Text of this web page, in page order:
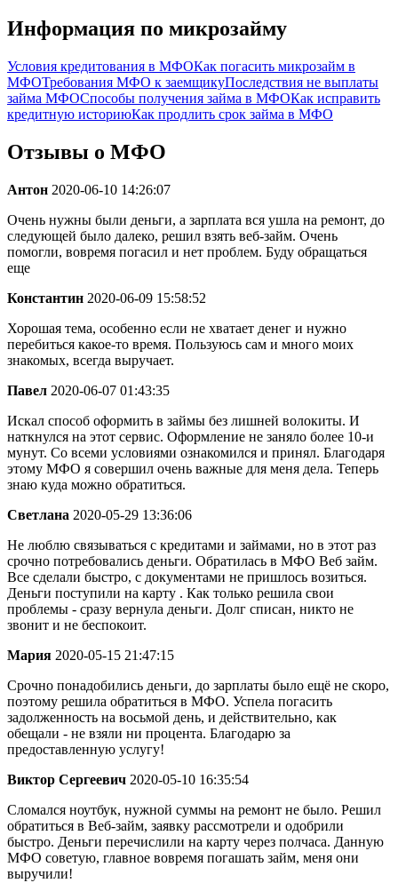
Информация по микрозайму
Условия кредитования в МФОКак погасить микрозайм в
МФОТребования МФО к заемщикуПоследствия не выплаты
займа МФОСпособы получения займа в МФОКак исправить
кредитную историюКак продлить срок займа в МФО
Отзывы о МФО
Антон 2020-06-10 14:26:07
Очень нужны были деньги, а зарплата вся ушла на ремонт, до
следующей было далеко, решил взять веб-займ. Очень
помогли, вовремя погасил и нет проблем. Буду обращаться
еще
Константин 2020-06-09 15:58:52
Хорошая тема, особенно если не хватает денег и нужно
перебиться какое-то время. Пользуюсь сам и много моих
знакомых, всегда выручает.
Павел 2020-06-07 01:43:35
Искал способ оформить в займы без лишней волокиты. И
наткнулся на этот сервис. Оформление не заняло более 10-и
мунут. Со всеми условиями ознакомился и принял. Благодаря
этому МФО я совершил очень важные для меня дела. Теперь
знаю куда можно обратиться.
Светлана 2020-05-29 13:36:06
Не люблю связываться с кредитами и займами, но в этот раз
срочно потребовались деньги. Обратилась в МФО Веб займ.
Все сделали быстро, с документами не пришлось возиться.
Деньги поступили на карту . Как только решила свои
проблемы - сразу вернула деньги. Долг списан, никто не
звонит и не беспокоит.
Мария 2020-05-15 21:47:15
Срочно понадобились деньги, до зарплаты было ещё не скоро,
поэтому решила обратиться в МФО. Успела погасить
задолженность на восьмой день, и действительно, как
обещали - не взяли ни процента. Благодарю за
предоставленную услугу!
Виктор Сергеевич 2020-05-10 16:35:54
Сломался ноутбук, нужной суммы на ремонт не было. Решил
обратиться в Веб-займ, заявку рассмотрели и одобрили
быстро. Деньги перечислили на карту через полчаса. Данную
МФО советую, главное вовремя погашать займ, меня они
выручили!